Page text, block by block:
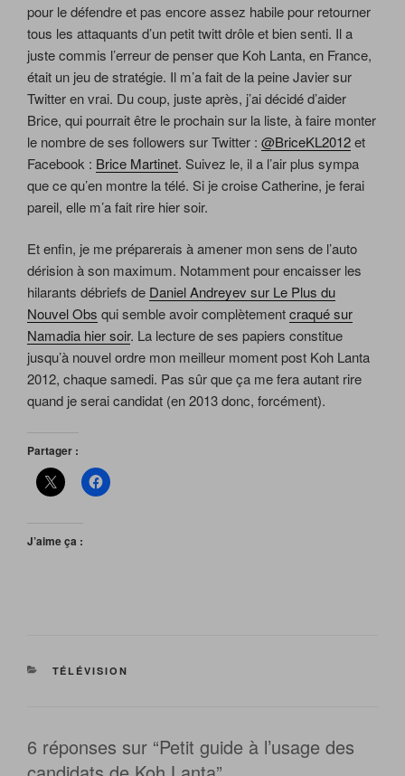
pour le défendre et pas encore assez habile pour retourner
tous les attaquants d’un petit twitt drôle et bien senti. Il a
juste commis l’erreur de penser que Koh Lanta, en France,
était un jeu de stratégie. Il m’a fait de la peine Javier sur
Twitter en vrai. Du coup, juste après, j’ai décidé d’aider
Brice, qui pourrait être le prochain sur la liste, à faire monter
le nombre de ses followers sur Twitter : @BriceKL2012et
Facebook : Brice Martinet. Suivez le, il a l’air plus sympa
que ce qu’en montre la télé. Si je croise Catherine, je ferai
pareil, elle m’a fait rire hier soir.
Et enfin, je me préparerais à amener mon sens de l’auto
dérision à son maximum. Notamment pour encaisser les
hilarants débriefs de Daniel Andreyev sur Le Plus du
Nouvel Obs qui semble avoir complètementcraqué sur
Namadia hier soir. La lecture de ses papiers constitue
jusqu’à nouvel ordre mon meilleur moment post Koh Lanta
2012, chaque samedi. Pas sûr que ça me fera autant rire
quand je serai candidat (en 2013 donc, forcément).
Partager :
J’aime ça :
CATÉGORIES
TÉLÉVISION
6 réponses sur “Petit guide à l’usage des